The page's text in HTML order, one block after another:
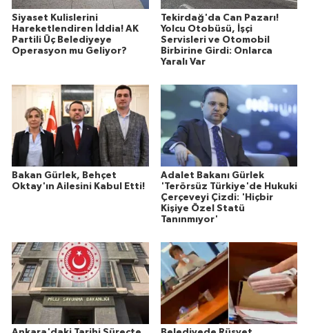
Siyaset Kulislerini
Hareketlendiren İddia! AK
Partili Üç Belediyeye
Operasyon mu Geliyor?
Tekirdağ'da Can Pazarı!
Yolcu Otobüsü, İşçi
Servisleri ve Otomobil
Birbirine Girdi: Onlarca
Yaralı Var
Bakan Gürlek, Behçet
Oktay'ın Ailesini Kabul Etti!
Adalet Bakanı Gürlek
'Terörsüz Türkiye'de Hukuki
Çerçeveyi Çizdi: 'Hiçbir
Kişiye Özel Statü
Tanınmıyor'